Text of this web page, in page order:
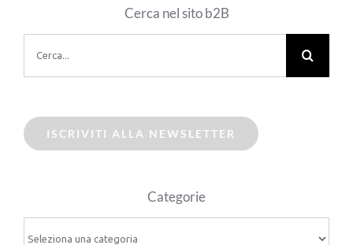
Cerca nel sito b2B
per:
ISCRIVITI ALLA NEWSLETTER
Categorie